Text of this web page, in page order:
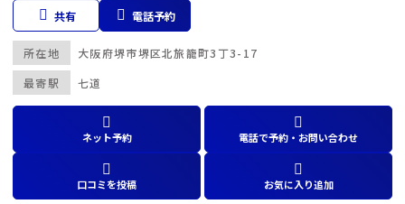
共有 電話予約
最寄駅 七道
所在地 大阪府堺市堺区北旅籠町3丁3-17
ネット予約 電話で予約・お問い合わせ
口コミを投稿 お気に入り追加